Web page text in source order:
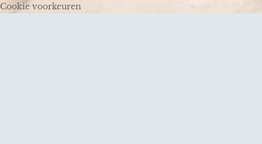
Cookie voorkeuren